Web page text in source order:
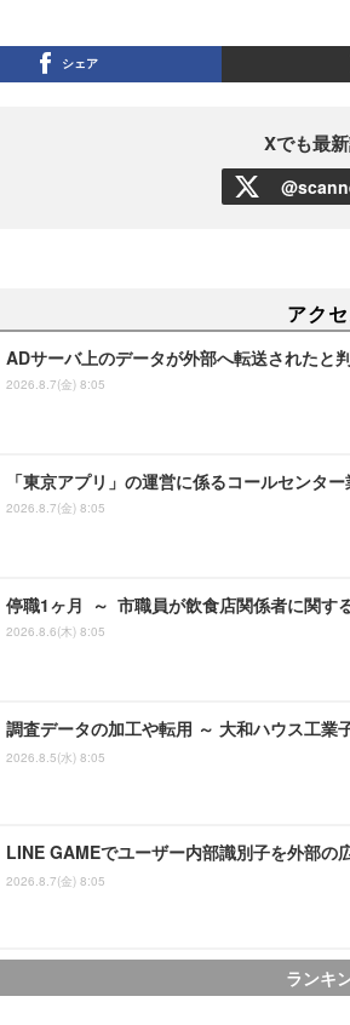
シェア
Xでも最
アク
ADサーバ上のデータが外部へ転送されたと
2026.8.7(金) 8:05
「東京アプリ」の運営に係るコールセンタ
2026.8.7(金) 8:05
停職1ヶ月 ～ 市職員が飲食店関係者に関す
2026.8.6(木) 8:05
調査データの加工や転用 ～ 大和ハウス工業
2026.8.5(水) 8:05
LINE GAMEでユーザー内部識別子を外部の
2026.8.7(金) 8:05
ランキ